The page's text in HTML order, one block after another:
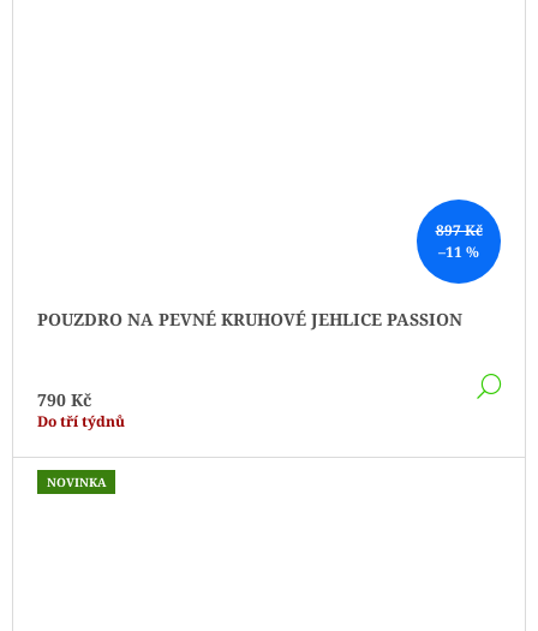
897 Kč
–11 %
POUZDRO NA PEVNÉ KRUHOVÉ JEHLICE PASSION
790 Kč
Do tří týdnů
NOVINKA